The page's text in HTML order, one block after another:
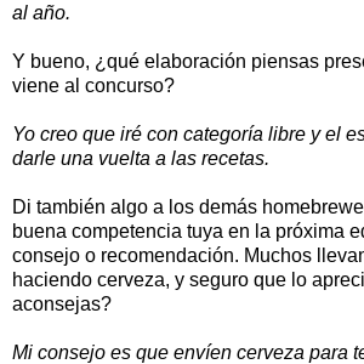
al año.
Y bueno, ¿qué elaboración piensas
viene al concurso?
Yo creo que iré con categoría libre y el
darle una vuelta a las recetas.
Di también algo a los demás
buena competencia tuya en la próxima
consejo o recomendación. Muchos
haciendo cerveza, y seguro que lo
aconsejas?
Mi consejo es que envíen cerveza para